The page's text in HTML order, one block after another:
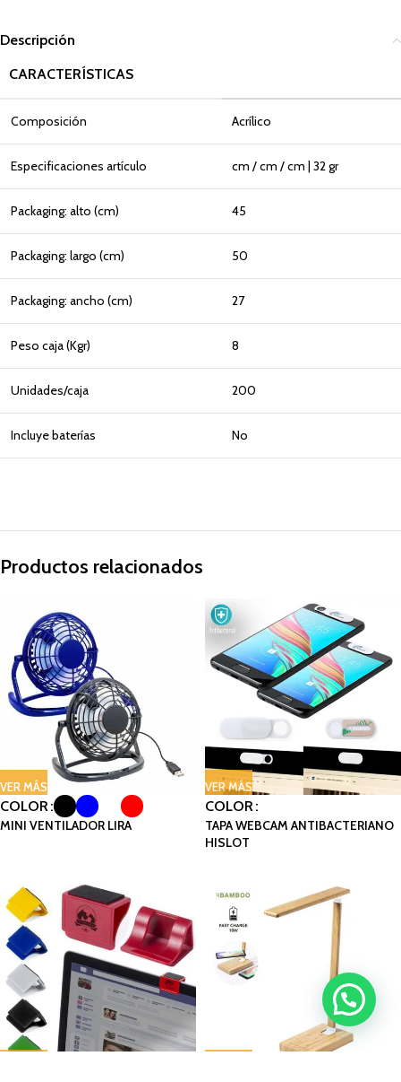
Descripción
CARACTERÍSTICAS
Composición Acrílico
Especificaciones artículo cm / cm / cm | 32 gr
Packaging: alto (cm) 45
Packaging: largo (cm) 50
Packaging: ancho (cm) 27
Peso caja (Kgr) 8
Unidades/caja 200
Incluye baterías No
Productos relacionados
VER MÁS
COLOR
MINI VENTILADOR LIRA
VER MÁS
COLOR
TAPA WEBCAM ANTIBACTERIANO
HISLOT